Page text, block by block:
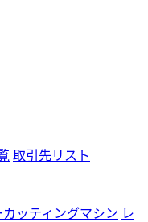
取引先リスト
カッティングマシン レ